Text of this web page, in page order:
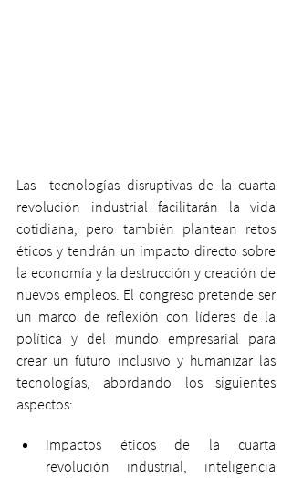
Las  tecnologías disruptivas de la cuarta
revolución industrial facilitarán la vida
cotidiana, pero también plantean retos
éticos y tendrán un impacto directo sobre
la economía y la destrucción y creación de
nuevos empleos. El congreso pretende ser
un marco de reflexión con líderes de la
política y del mundo empresarial para
crear un futuro inclusivo y humanizar las
tecnologías, abordando los siguientes
aspectos:
Impactos éticos de la cuarta
revolución industrial, inteligencia